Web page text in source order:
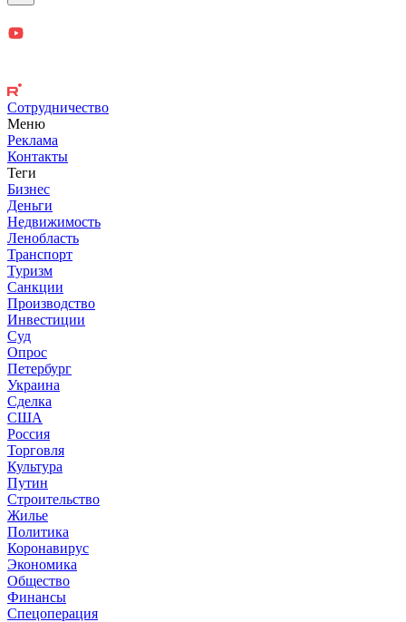
Сотрудничество
Меню
Реклама
Контакты
Теги
Бизнес
Деньги
Недвижимость
Ленобласть
Транспорт
Туризм
Санкции
Производство
Инвестиции
Суд
Опрос
Петербург
Украина
Сделка
США
Россия
Торговля
Культура
Путин
Строительство
Жилье
Политика
Коронавирус
Экономика
Общество
Финансы
Спецоперация